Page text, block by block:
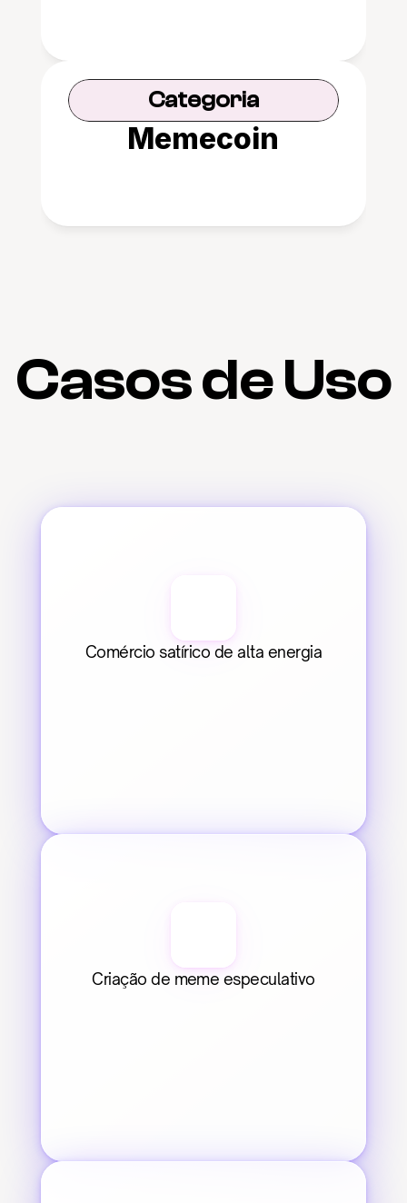
Categoria
Memecoin
Casos de Uso
Comércio satírico de alta energia
Criação de meme especulativo